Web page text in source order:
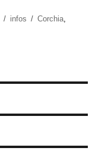
Catégories
infos Étiquettes
Corchia